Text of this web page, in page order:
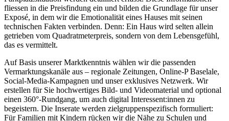
fliessen in die Preisfindung ein und bilden die Grundlage für unser
Exposé, in dem wir die Emotionalität eines Hauses mit seinen
technischen Fakten verbinden. Denn: Ein Haus wird selten allein
getrieben vom Quadratmeterpreis, sondern von dem Lebensgefühl,
das es vermittelt.
Auf Basis unserer Marktkenntnis wählen wir die passenden
Vermarktungskanäle aus – regionale Zeitungen, Online-P Baselale,
Social-Media-Kampagnen und unser exklusives Netzwerk. Wir
erstellen für Sie hochwertiges Bild- und Videomaterial und optional
einen 360°-Rundgang, um auch digital Interessent:innen zu
begeistern. Die Inserate werden zielgruppenspezifisch formuliert:
Für Familien mit Kindern rücken wir die Nähe zu Schulen und